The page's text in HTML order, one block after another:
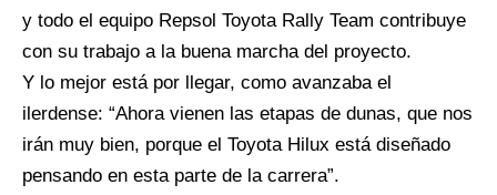
y todo el equipo Repsol Toyota Rally Team contribuye
con su trabajo a la buena marcha del proyecto.
Y lo mejor está por llegar, como avanzaba el
ilerdense: “Ahora vienen las etapas de dunas, que nos
irán muy bien, porque el Toyota Hilux está diseñado
pensando en esta parte de la carrera”.